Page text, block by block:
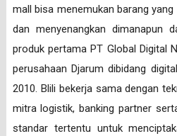
mall bisa menemukan barang
dan menyenangkan dimanapun
produk pertama PT Global Digital
perusahaan Djarum dibidang
2010. Blili bekerja sama dengan
mitra logistik, banking partner
standar tertentu untuk